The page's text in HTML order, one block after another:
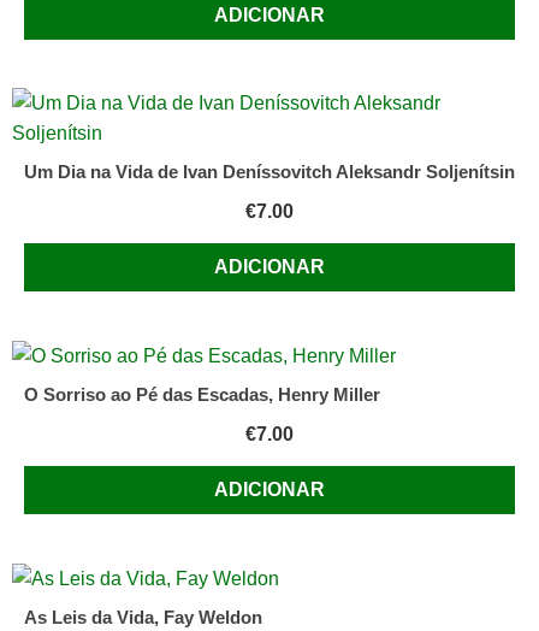
ADICIONAR
Um Dia na Vida de Ivan Deníssovitch Aleksandr Soljenítsin
€7.00
ADICIONAR
O Sorriso ao Pé das Escadas, Henry Miller
€7.00
ADICIONAR
As Leis da Vida, Fay Weldon